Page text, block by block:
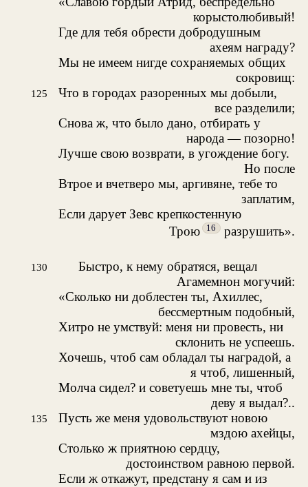
корыстолюбивый!
Где для тебя обрести добродушным
ахеям награду?
Мы не имеем нигде сохраняемых общих
сокровищ:
125
Что в городах разоренных мы добыли,
все разделили;
Снова ж, что было дано, отбирать у
народа — позорно!
Лучше свою возврати, в угождение богу.
Но после
Втрое и вчетверо мы, аргивяне, тебе то
заплатим,
Если дарует Зевс крепкостенную
Трою
16 разрушить».
130
Быстро, к нему обратяся, вещал
Агамемнон могучий:
«Сколько ни доблестен ты, Ахиллес,
бессмертным подобный,
Хитро не умствуй: меня ни провесть, ни
склонить не успеешь.
Хочешь, чтоб сам обладал ты наградой, а
я чтоб, лишенный,
Молча сидел? и советуешь мне ты, чтоб
деву я выдал?..
135
Пусть же меня удовольствуют новою
мздою ахейцы,
Столько ж приятною сердцу,
достоинством равною первой.
Если ж откажут, предстану я сам и из